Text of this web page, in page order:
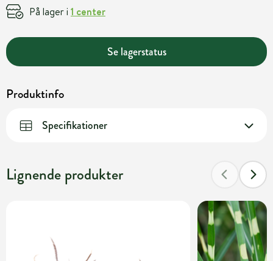
På lager i 1 center
Se lagerstatus
Produktinfo
Specifikationer
Lignende produkter